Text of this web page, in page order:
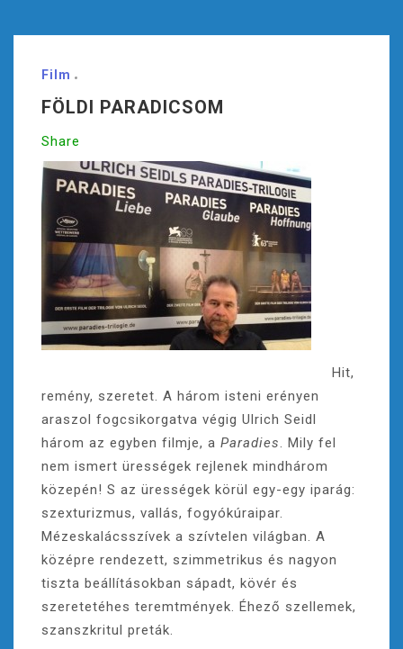
Film
FÖLDI PARADICSOM
Share
Hit,
remény, szeretet. A három isteni erényen
araszol fogcsikorgatva végig Ulrich Seidl
három az egyben filmje, a Paradies. Mily fel
nem ismert ürességek rejlenek mindhárom
közepén! S az ürességek körül egy-egy iparág:
szexturizmus, vallás, fogyókúraipar.
Mézeskalácsszívek a szívtelen világban. A
középre rendezett, szimmetrikus és nagyon
tiszta beállításokban sápadt, kövér és
szeretetéhes teremtmények. Éhező szellemek,
szanszkritul preták.